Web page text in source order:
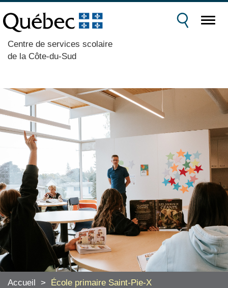
Centre de services scolaire
de la Côte-du-Sud
Accueil > École primaire Saint-Pie-X